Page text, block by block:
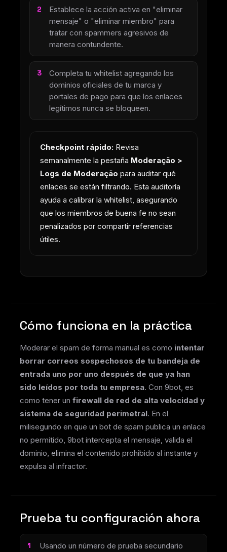
Establece la acción activa en "eliminar
mensaje" o "eliminar miembro" para
tratar con spammers agresivos de
manera contundente.
Completa tu whitelist agregando los
dominios oficiales de tu marca y
portales de pago para que los enlaces
legítimos nunca se bloqueen.
Checkpoint rápido:Revisa
semanalmente la pestaña Moderação >
Logs de Moderação para auditar qué
enlaces se están filtrando. Esta auditoría
ayuda a calibrar la whitelist, asegurando
que los miembros de buena fe no sean
penalizados por compartir referencias
útiles.
Cómo funciona en la práctica
Moderar el spam de forma manual es como intentar
borrar correos sospechosos de tu bandeja de
entrada uno por uno después de que ya han
sido leídos por toda tu empresa. Con 9bot, es
como tener un firewall de red de alta velocidad y
sistema de seguridad perimetral. En el
milisegundo en que un bot de spam publica un enlace
no permitido, 9bot intercepta el mensaje, valida el
dominio, elimina el contenido prohibido al instante y
expulsa al infractor.
Prueba tu configuración ahora
Usando un número de prueba secundario